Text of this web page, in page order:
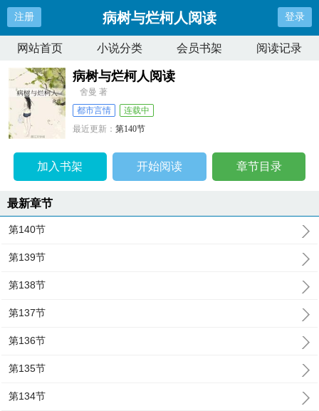
注册 病树与烂柯人阅读 登录
网站首页 小说分类 会员书架 阅读记录
病树与烂柯人阅读
舍曼 著
都市言情
连载中
最近更新：第140节
加入书架 开始阅读 章节目录
最新章节
第140节
第139节
第138节
第137节
第136节
第135节
第134节